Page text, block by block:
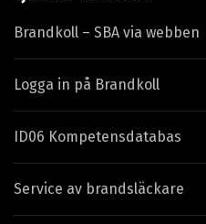
Brandkoll – SBA via webben
Logga in på Brandkoll
ID06 Kompetensdatabas
Service av brandsläckare